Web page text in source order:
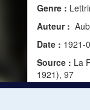
Genre :
Auteur :
Date : 1921-
Source : La
1921), 97